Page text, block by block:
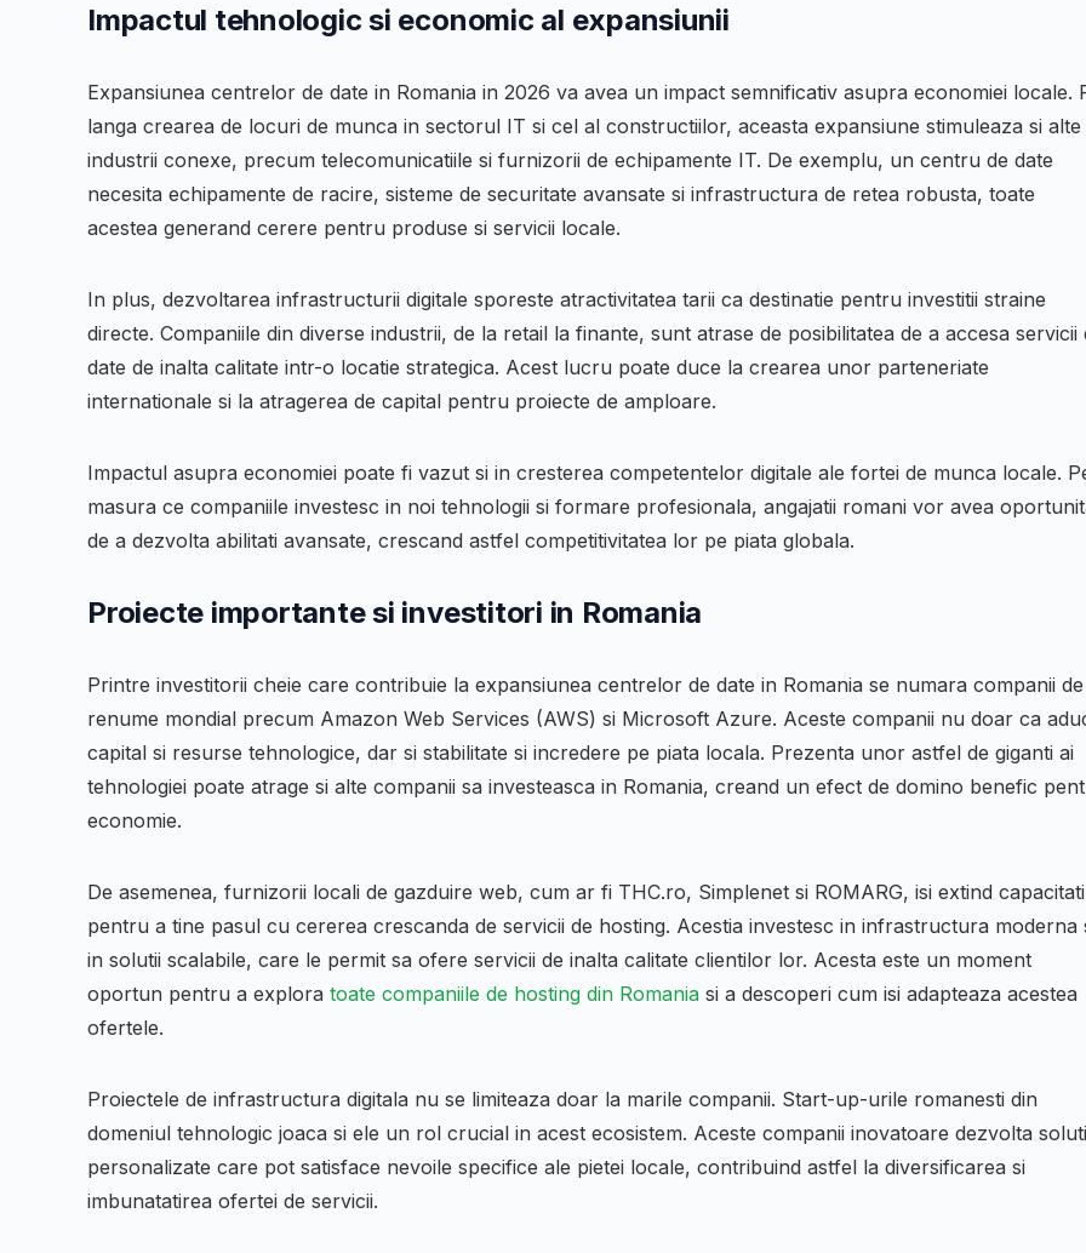
Impactul tehnologic si economic al expansiunii
Expansiunea centrelor de date in Romania in 2026 va avea un impact semnificativ asupra economiei locale.
langa crearea de locuri de munca in sectorul IT si cel al constructiilor, aceasta expansiune stimuleaza si alte
industrii conexe, precum telecomunicatiile si furnizorii de echipamente IT. De exemplu, un centru de date
necesita echipamente de racire, sisteme de securitate avansate si infrastructura de retea robusta, toate
acestea generand cerere pentru produse si servicii locale.
In plus, dezvoltarea infrastructurii digitale sporeste atractivitatea tarii ca destinatie pentru investitii straine
directe. Companiile din diverse industrii, de la retail la finante, sunt atrase de posibilitatea de a accesa servicii
date de inalta calitate intr-o locatie strategica. Acest lucru poate duce la crearea unor parteneriate
internationale si la atragerea de capital pentru proiecte de amploare.
Impactul asupra economiei poate fi vazut si in cresterea competentelor digitale ale fortei de munca locale.
masura ce companiile investesc in noi tehnologii si formare profesionala, angajatii romani vor avea
de a dezvolta abilitati avansate, crescand astfel competitivitatea lor pe piata globala.
Proiecte importante si investitori in Romania
Printre investitorii cheie care contribuie la expansiunea centrelor de date in Romania se numara companii de
renume mondial precum Amazon Web Services (AWS) si Microsoft Azure. Aceste companii nu doar ca
capital si resurse tehnologice, dar si stabilitate si incredere pe piata locala. Prezenta unor astfel de giganti ai
tehnologiei poate atrage si alte companii sa investeasca in Romania, creand un efect de domino benefic
economie.
De asemenea, furnizorii locali de gazduire web, cum ar fi THC.ro, Simplenet si ROMARG, isi extind
pentru a tine pasul cu cererea crescanda de servicii de hosting. Acestia investesc in infrastructura moderna
in solutii scalabile, care le permit sa ofere servicii de inalta calitate clientilor lor. Acesta este un moment
oportun pentru a explora toate companiile de hosting din Romania si a descoperi cum isi adapteaza acestea
ofertele.
Proiectele de infrastructura digitala nu se limiteaza doar la marile companii. Start-up-urile romanesti din
domeniul tehnologic joaca si ele un rol crucial in acest ecosistem. Aceste companii inovatoare dezvolta
personalizate care pot satisface nevoile specifice ale pietei locale, contribuind astfel la diversificarea si
imbunatatirea ofertei de servicii.